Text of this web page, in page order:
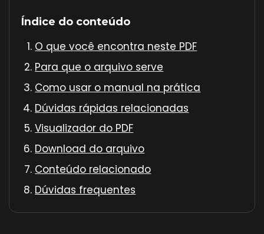
Índice do conteúdo
O que você encontra neste PDF
Para que o arquivo serve
Como usar o manual na prática
Dúvidas rápidas relacionadas
Visualizador do PDF
Download do arquivo
Conteúdo relacionado
Dúvidas frequentes